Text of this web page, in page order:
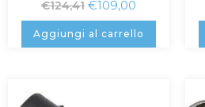
€124,41 €109,00
Aggiungi al carrello